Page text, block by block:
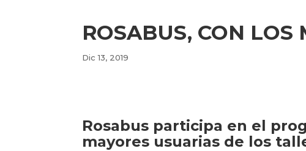
ROSABUS, CON LOS
Dic 13, 2019
Rosabus participa en el
mayores usuarias de los